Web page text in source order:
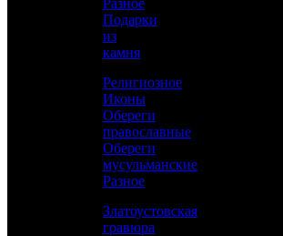
Рассчитать доставку СДЭК
РАССЧИТАТЬ
Разное
Подарки
из
камня
Религиозное
Иконы
Обереги
православные
Обереги
мусульманские
Разное
Златоустовская
гравюра